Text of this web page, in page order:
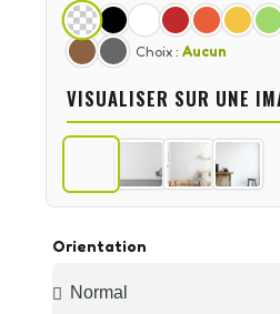
Orientation
Choix : Aucun
VISUALISER SUR UNE